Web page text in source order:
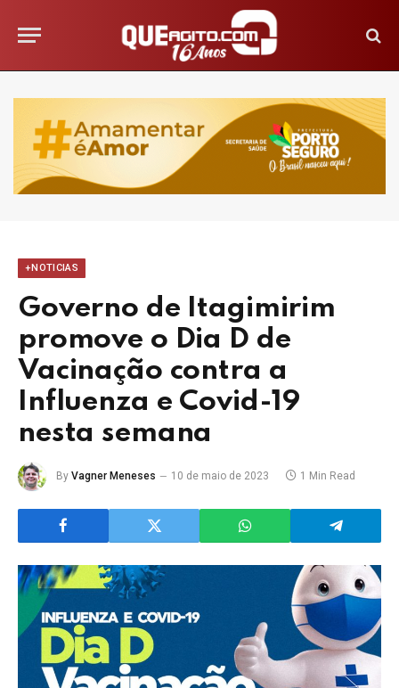
+NOTICIAS
Governo de Itagimirim
promove o Dia D de
Vacinação contra a
Influenza e Covid-19
nesta semana
By Vagner Meneses 10 de maio de 2023 1 Min Read